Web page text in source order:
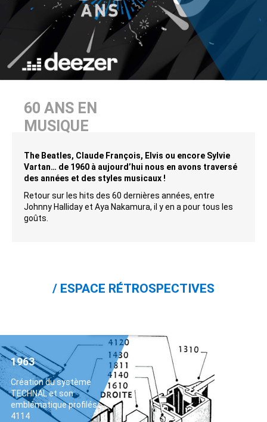
60 ANS EN
MUSIQUE
The Beatles, Claude François, Elvis ou encore Sylvie
Vartan… de 1960 à aujourd’hui nous en avons traversé
des années et des styles musicaux !
Retour sur les hits des 60 dernières années, entre
Johnny Halliday et Aya Nakamura, il y en a pour tous les
goûts.
ESPACE RÉTROSPECTIVES
1963
Création du système
TECHNAL et son
emblématique profilés
4114